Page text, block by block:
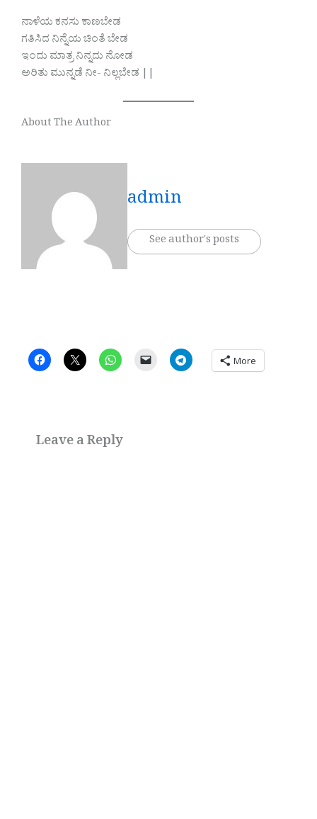
ನಾಳೆಯ ಕನಸು ಕಾಣಬೇಡ
ಗತಿಸಿದ ನಿನ್ನೆಯ ಚಿಂತೆ ಬೇಡ
ಇಂದು ಮಾತ್ರ ನಿನ್ನದು ನೋಡ
ಅರಿತು ಮುನ್ನಡೆ ನೀ- ನಿಲ್ಲಬೇಡ ||
About The Author
admin
See author's posts
More
Leave a Reply